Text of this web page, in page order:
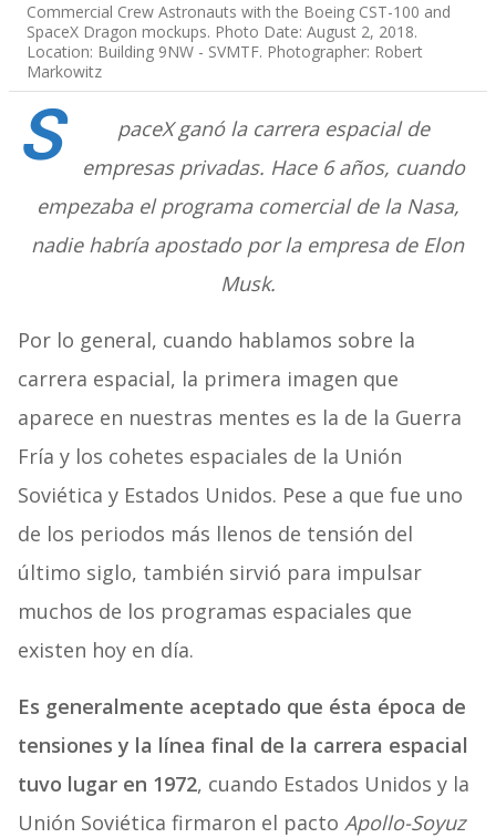
Commercial Crew Astronauts with the Boeing CST-100 and
SpaceX Dragon mockups. Photo Date: August 2, 2018.
Location: Building 9NW - SVMTF. Photographer: Robert
Markowitz
S
paceX ganó la carrera espacial de
empresas privadas. Hace 6 años, cuando
empezaba el programa comercial de la Nasa,
nadie habría apostado por la empresa de Elon
Musk.
Por lo general, cuando hablamos sobre la
carrera espacial, la primera imagen que
aparece en nuestras mentes es la de la Guerra
Fría y los cohetes espaciales de la Unión
Soviética y Estados Unidos. Pese a que fue uno
de los periodos más llenos de tensión del
último siglo, también sirvió para impulsar
muchos de los programas espaciales que
existen hoy en día.
Es generalmente aceptado que ésta época de
tensiones y la línea final de la carrera espacial
tuvo lugar en 1972, cuando Estados Unidos y la
Unión Soviética firmaron el pacto Apollo-Soyuz